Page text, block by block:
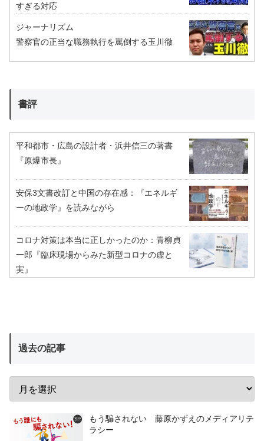
すぎる対応
ジャーナリズム
警察官の正当な職務執行を罵倒する玉川徹
書評
平和都市・広島の設計者・浜井信三の著書
『原爆市長』
安保3文書改訂と中国の存在感：『エネルギ
ーの地政学』を読みながら
コロナ対策は本当に正しかったのか：青柳貞
一郎『臨床現場からみた新型コロナの虚と
実』
過去の記事
もう騙されない 藤原かずえのメディアリテ
ラシー